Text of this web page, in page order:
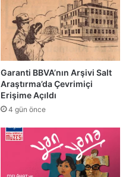
Garanti BBVA’nın Arşivi Salt
Araştırma’da Çevrimiçi
Erişime Açıldı
4 gün önce